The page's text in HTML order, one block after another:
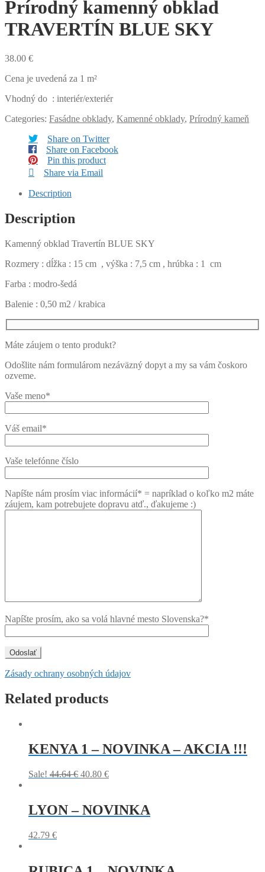
Prírodný kamenný obklad
TRAVERTÍN BLUE SKY
38.00 €
Cena je uvedená za 1 m²
Vhodný do : interiér/exteriér
Categories: Fasádne obklady, Kamenné obklady, Prírodný kameň
Share on Twitter
Share on Facebook
Pin this product
Share via Email
Description
Description
Kamenný obklad Travertín BLUE SKY
Rozmery : dĺžka : 15 cm , výška : 7,5 cm , hrúbka : 1 cm
Farba : modro-šedá
Balenie : 0,50 m2 / krabica
Máte záujem o tento produkt?
Odošlite nám formulárom nezáväzný dopyt a my sa vám čoskoro
ozveme.
Vaše meno*
Váš email*
Vaše telefónne číslo
Napíšte nám prosím viac informácií* = napríklad o koľko m2 máte
záujem, kam potrebujete dopravu atď., ďakujeme :)
Napíšte prosím, ako sa volá hlavné mesto Slovenska?*
Zásady ochrany osobných údajov
Related products
KENYA 1 – NOVINKA – AKCIA !!!
Sale! 44.64€ 40.80 €
LYON – NOVINKA
42.79 €